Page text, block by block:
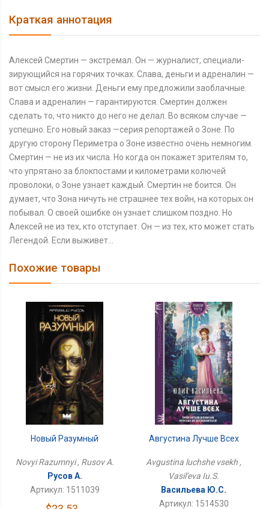
Краткая аннотация
Алексей Смертин — экстремал. Он — журналист, специали­
зирующийся на горячих точках. Слава, деньги и адреналин —
вот смысл его жизни. Деньги ему предложили заоблачные.
Слава и адреналин — гарантируются. Смертин должен
сделать то, что никто до него не делал. Во всяком случае —
успешно. Его новый заказ —серия репортажей о Зоне. По
другую сторону Периметра о Зоне известно очень не­многим.
Смертин — не из их числа. Но когда он покажет зри­телям то,
что упрятано за блокпостами и километрами колю­чей
проволоки, о Зоне узнает каждый. Смертин не боится. Он
думает, что Зона ничуть не страшнее тех войн, на которых он
побывал. О своей ошибке он узнает слишком поздно. Но
Алексей не из тех, кто отступает. Он — из тех, кто может стать
Легендой. Если выживет…
Похожие товары
Новый Разумный
Novyi Razumnyi , Rusov A.
Русов А.
Артикул: 1511039
Августина Лучше Всех
Avgustina luchshe vsekh ,
Vasil'eva Iu.S.
Васильева Ю.С.
Артикул: 1514530